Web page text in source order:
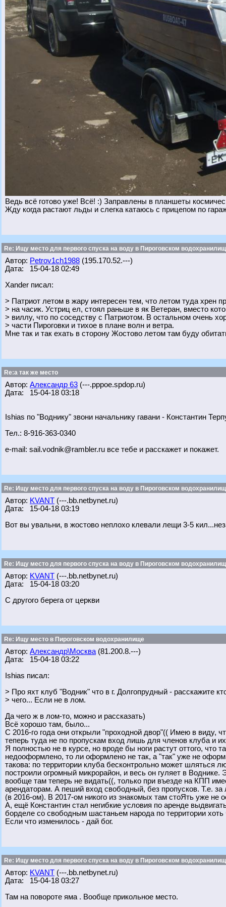
Ведь всё готово уже! Всё! :) Заправлены в планшеты
Жду когда растают льды и слегка катаюсь с прицепом по
Re: Ищу место для первого спуска на воду в Пироговском
Автор: Petrov1ch1988 (195.170.52.---)
Дата: 15-04-18 02:49
Xander писал:
> Патриот летом в жару интересен тем, что летом туда хрен
> на часик. Устриц ел, стоял раньше в як Ветеран, вместо
> виллу, что по соседству с Патриотом. В остальном очень
> части Пироговки и тихое в плане волн и ветра.
Мне так и так ехать в сторону Жостово летом там буду
Re:а так же место
Автор: Александр 63 (---.pppoe.spdop.ru)
Дата: 15-04-18 03:18
Ishias по "Воднику" звони начальнику гавани - Константин
Тел.: 8-916-363-0340
e-mail: sail.vodnik@rambler.ru все тебе и расскажет и покажет.
Re: Ищу место для первого спуска на воду в Пироговском
Автор: KVANT (---.bb.netbynet.ru)
Дата: 15-04-18 03:19
Вот вы увальни, в жостово неплохо клевали лещи 3-5
Re: Ищу место для первого спуска на воду в Пироговском
Автор: KVANT (---.bb.netbynet.ru)
Дата: 15-04-18 03:20
С другого берега от церкви
Re: Ищу место в Пироговском водохранилище
Автор: Александр\Москва (81.200.8.---)
Дата: 15-04-18 03:22
Ishias писал:
> Про яхт клуб "Водник" что в г. Долгопрудный - расскажите
> чего... Если не в лом.
Да чего ж в лом-то, можно и рассказать)
Всё хорошо там, было...
С 2016-го года они открыли "проходной двор"(( Имею в виду,
теперь туда не по пропускам вход лишь для членов клуба и
Я полностью не в курсе, но вроде бы ноги растут оттого, что
недооформлено, то ли оформлено не так, а "так" уже не
такова: по территории клуба бесконтрольно может
построили огромный микрорайон, и весь он гуляет в
вообще там теперь не видать((, только при въезде на КПП
арендаторам. А пеший вход свободный, без пропусков. Т.е.
(в 2016-ом). В 2017-ом никого из знакомых там стоЯть уже не
А, ещё Константин стал негибкие условия по аренде
борделе со свободным шастаньем народа по территории
Если что изменилось - дай бог.
Re: Ищу место для первого спуска на воду в Пироговском
Автор: KVANT (---.bb.netbynet.ru)
Дата: 15-04-18 03:27
Там на повороте яма . Вообще прикольное место.